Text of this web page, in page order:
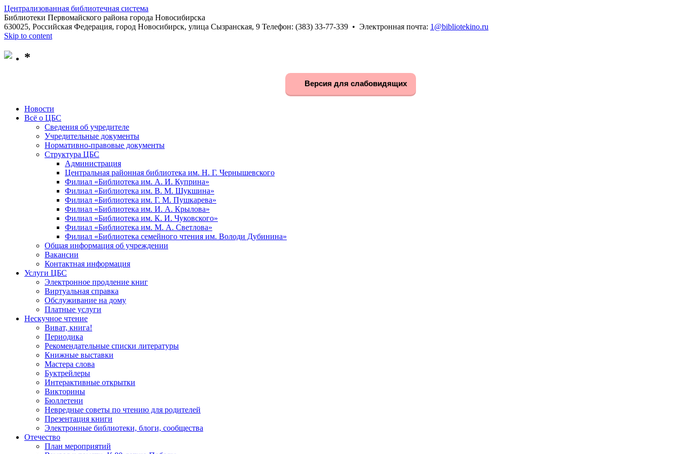
Централизованная библиотечная система
Библиотеки Первомайского района города Новосибирска
630025, Российская Федерация, город Новосибирск, улица Сызранская, 9 Телефон: (383) 33-77-339 • Электронная почта: 1@bibliotekino.ru
Skip to content
*
Версия для слабовидящих
Новости
Всё о ЦБС
Сведения об учредителе
Учредительные документы
Нормативно-правовые документы
Структура ЦБС
Администрация
Центральная районная библиотека им. Н. Г. Чернышевского
Филиал «Библиотека им. А. И. Куприна»
Филиал «Библиотека им. В. М. Шукшина»
Филиал «Библиотека им. Г. М. Пушкарева»
Филиал «Библиотека им. И. А. Крылова»
Филиал «Библиотека им. К. И. Чуковского»
Филиал «Библиотека им. М. А. Светлова»
Филиал «Библиотека семейного чтения им. Володи Дубинина»
Общая информация об учреждении
Вакансии
Контактная информация
Услуги ЦБС
Электронное продление книг
Виртуальная справка
Обслуживание на дому
Платные услуги
Нескучное чтение
Виват, книга!
Периодика
Рекомендательные списки литературы
Книжные выставки
Мастера слова
Буктрейлеры
Интерактивные открытки
Викторины
Бюллетени
Невредные советы по чтению для родителей
Презентация книги
Электронные библиотеки, блоги, сообщества
Отечество
План мероприятий